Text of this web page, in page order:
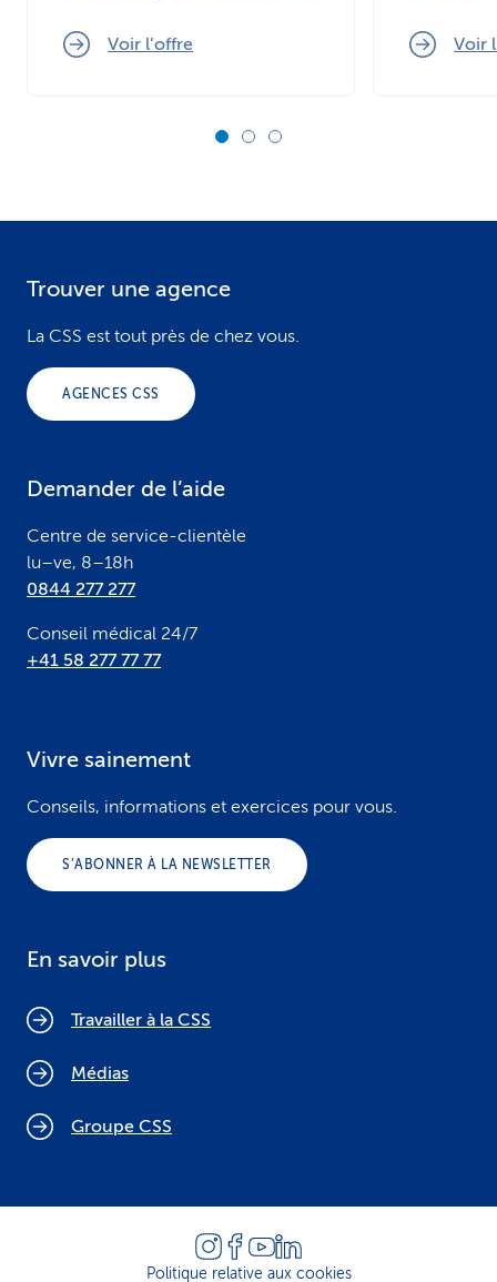
Voir l’offre Voir
Trouver une agence
La CSS est tout près de chez vous.
AGENCES CSS
Demander de l’aide
Centre de service-clientèle
lu–ve, 8–18h
0844 277 277
Conseil médical 24/7
+41 58 277 77 77
Vivre sainement
Conseils, informations et exercices pour vous.
S’ABONNER À LA NEWSLETTER
En savoir plus
Travailler à la CSS
Médias
Groupe CSS
Politique relative aux cookies